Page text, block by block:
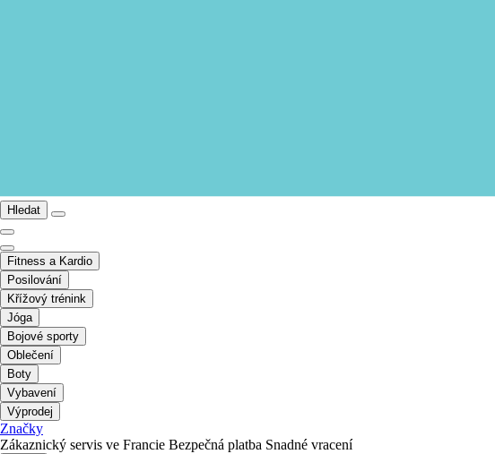
Hledat
Fitness a Kardio
Posilování
Křížový trénink
Jóga
Bojové sporty
Oblečení
Boty
Vybavení
Výprodej
Značky
Zákaznický servis ve Francie Bezpečná platba Snadné vracení